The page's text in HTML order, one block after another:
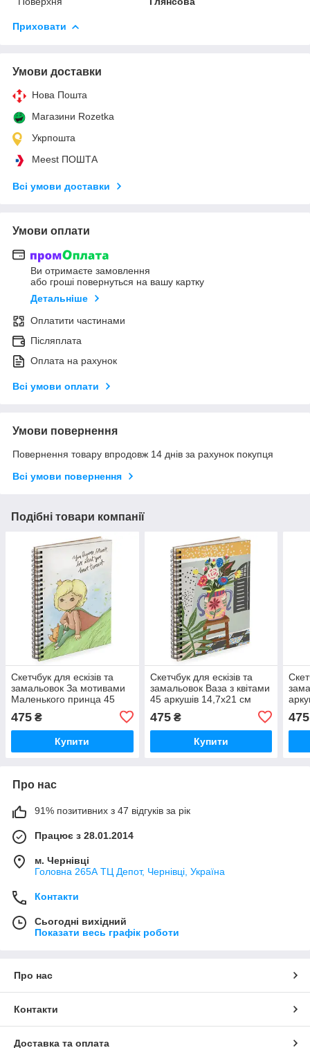
Приховати
Умови доставки
Нова Пошта
Магазини Rozetka
Укрпошта
Meest ПОШТА
Всі умови доставки
Умови оплати
Ви отримаєте замовлення
або гроші повернуться на вашу картку
Детальніше
Оплатити частинами
Післяплата
Оплата на рахунок
Всі умови оплати
Умови повернення
Повернення товару впродовж 14 днів за рахунок покупця
Всі умови повернення
Подібні товари компанії
Скетчбук для ескізів та
замальовок За мотивами
Маленького принца 45
(BDP_23S033)
475 ₴
Купити
Скетчбук для ескізів та
замальовок Ваза з квітами
45 аркушів 14,7х21 см
475₴
Купити
475
Про нас
91% позитивних з 47 відгуків за рік
Працює з 28.01.2014
м. Чернівці
Головна 265А ТЦ Депот, Чернівці, Україна
Контакти
Сьогодні вихідний
Показати весь графік роботи
Про нас
Контакти
Доставка та оплата